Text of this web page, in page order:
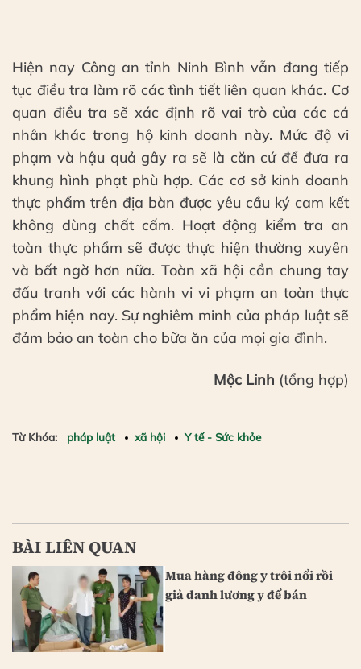
Hiện nay Công an tỉnh Ninh Bình vẫn đang tiếp
tục điều tra làm rõ các tình tiết liên quan khác. Cơ
quan điều tra sẽ xác định rõ vai trò của các cá
nhân khác trong hộ kinh doanh này. Mức độ vi
phạm và hậu quả gây ra sẽ là căn cứ để đưa ra
khung hình phạt phù hợp. Các cơ sở kinh doanh
thực phẩm trên địa bàn được yêu cầu ký cam kết
không dùng chất cấm. Hoạt động kiểm tra an
toàn thực phẩm sẽ được thực hiện thường xuyên
và bất ngờ hơn nữa. Toàn xã hội cần chung tay
đấu tranh với các hành vi vi phạm an toàn thực
phẩm hiện nay. Sự nghiêm minh của pháp luật sẽ
đảm bảo an toàn cho bữa ăn của mọi gia đình.
Mộc Linh (tổng hợp)
Từ Khóa: pháp luật xã hội Y tế - Sức khỏe
BÀI LIÊN QUAN
Mua hàng đông y trôi nổi rồi
giả danh lương y để bán